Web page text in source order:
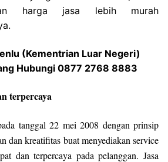
harga jasa lebih murah
(Kementrian Luar Negeri)
Hubungi 0877 2768 8883
terpercaya
tanggal 22 mei 2008 dengan prinsip
dan kreatifitas buat menyediakan service
dan terpercaya pada pelanggan. Jasa